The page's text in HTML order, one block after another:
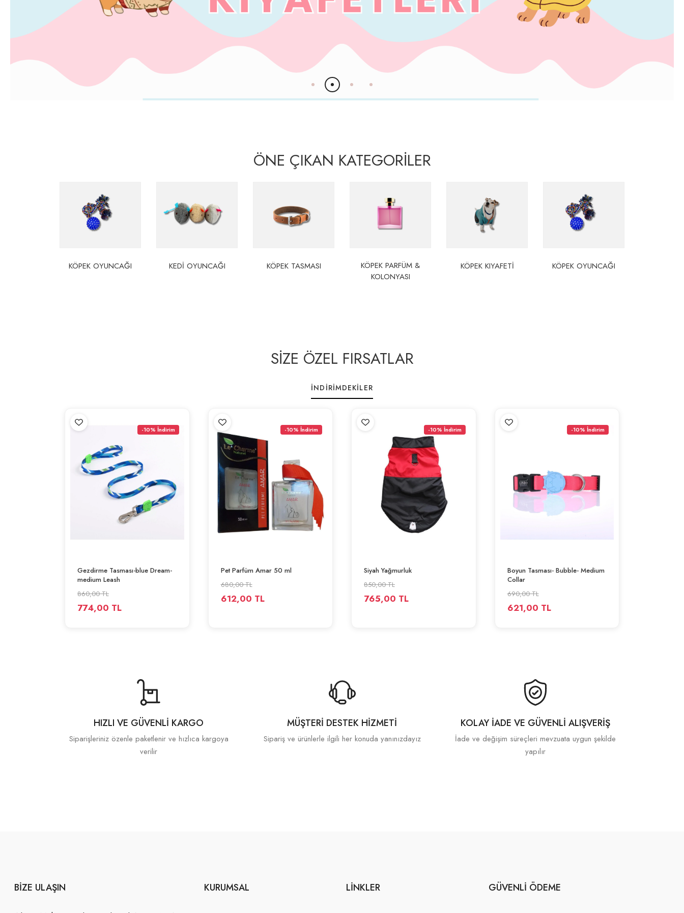
ÖNE ÇIKAN KATEGORİLER
KÖPEK OYUNCAĞI KEDI OYUNCAĞI KÖPEK TASMASI
KÖPEK PARFÜM &
KOLONYASI
KÖPEK KIYAFETI KÖPEK OYUNCAĞI
SİZE ÖZEL FIRSATLAR
İNDIRIMDEKILER
-10% İndirim
Gezdirme Tasması-blue Dream-
medium Leash
860,00 TL
774,00 TL
-10% İndirim
Pet Parfüm Amar 50 ml
680,00 TL
612,00 TL
-10% İndirim
Siyah Yağmurluk
850,00 TL
765,00 TL
-10% İndirim
Boyun Tasması- Bubble- Medium
Collar
690,00 TL
621,00 TL
HIZLI VE GÜVENLI KARGO
Siparişleriniz özenle paketlenir ve hızlıca kargoya
verilir
MÜŞTERI DESTEK HIZMETI
Sipariş ve ürünlerle ilgili her konuda yanınızdayız
KOLAY İADE VE GÜVENLI ALIŞVERIŞ
İade ve değişim süreçleri mevzuata uygun şekilde
yapılır
BIZE ULAŞIN KURUMSAL LINKLER GÜVENLI ÖDEME